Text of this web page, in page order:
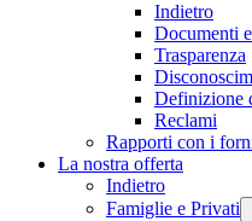
Indietro
Documenti
Trasparenza
Definizione
Reclami
Rapporti con i
La nostra offerta
Indietro
Famiglie e Privati